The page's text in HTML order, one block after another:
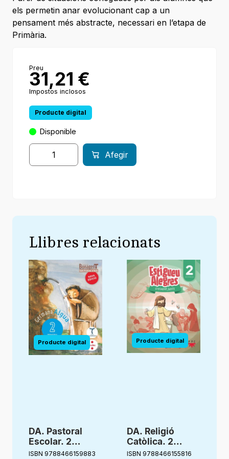
els permetin anar evolucionant cap a un
pensament més abstracte, necessari en l’etapa de
Primària.
Preu
31,21 €
Impostos inclosos
Producte digital
Disponible
Afegir
Llibres relacionats
DA. Pastoral
Escolar. 2
Primària.
ISBN 9788466159883
DA. Religió
Catòlica. 2
primària.
ISBN 9788466155816